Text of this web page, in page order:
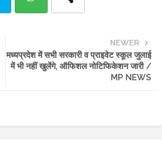
ats
NEWER
मध्यप्रदेश में सभी सरकारी व प्राइवेट स्कूल जुलाई
में भी नहीं खुलेंगे, ऑफिशल नोटिफिकेशन जारी /
MP NEWS